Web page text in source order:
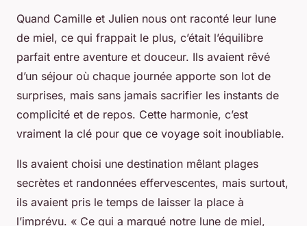
Quand Camille et Julien nous ont raconté leur lune
de miel, ce qui frappait le plus, c’était l’équilibre
parfait entre aventure et douceur. Ils avaient rêvé
d’un séjour où chaque journée apporte son lot de
surprises, mais sans jamais sacrifier les instants de
complicité et de repos. Cette harmonie, c’est
vraiment la clé pour que ce voyage soit inoubliable.
Ils avaient choisi une destination mêlant plages
secrètes et randonnées effervescentes, mais surtout,
ils avaient pris le temps de laisser la place à
l’imprévu. « Ce qui a marqué notre lune de miel,